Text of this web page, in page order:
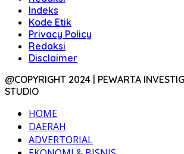
Indeks
Kode Etik
Privacy Policy
Redaksi
Disclaimer
@COPYRIGHT 2024 | PEWARTA
STUDIO
HOME
DAERAH
ADVERTORIAL